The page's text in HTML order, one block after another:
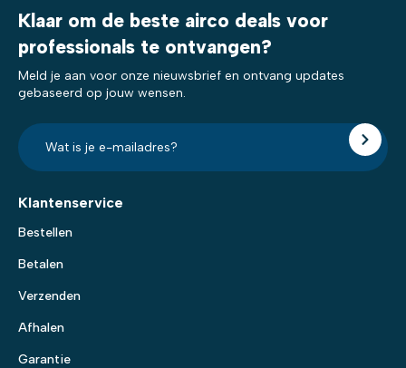
Klaar om de beste airco deals voor
professionals te ontvangen?
Meld je aan voor onze nieuwsbrief en ontvang updates
gebaseerd op jouw wensen.
E-
mailadres?
*
Klantenservice
Bestellen
Betalen
Verzenden
Afhalen
Garantie